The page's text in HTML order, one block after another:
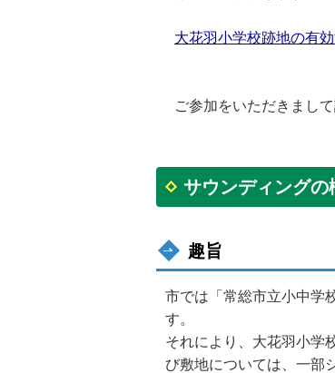
大花羽小学校跡地の有
ご参加をいただきまし
サウンディングの
趣旨
市では「常総市立小中学
す。
それにより、大花羽小学
び敷地については、一部